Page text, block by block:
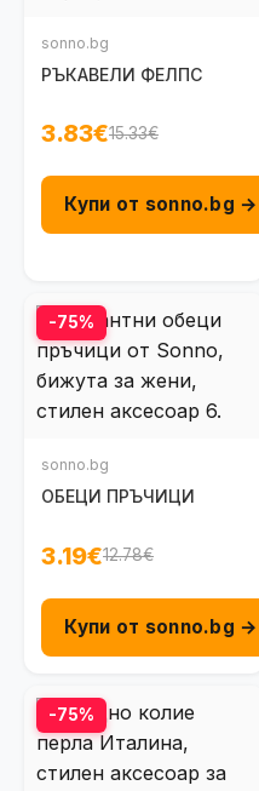
sonno.bg
РЪКАВЕЛИ ФЕЛПС
3.83€15.33€
Купи от sonno.bg →
-75%
sonno.bg
ОБЕЦИ ПРЪЧИЦИ
3.19€12.78€
Купи от sonno.bg →
-75%